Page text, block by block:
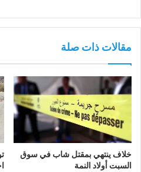
مقالات ذات صلة
خلاف ينتهي بمقتل شاب في سوق
السبت أولاد النمة